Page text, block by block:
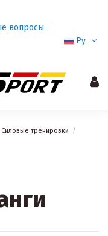
вопросы
Ру
Силовые тренировки